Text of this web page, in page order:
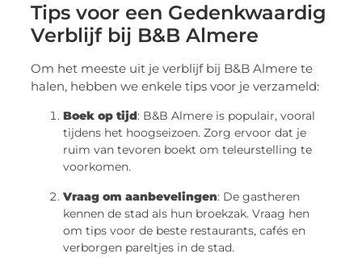
Tips voor een Gedenkwaardig
Verblijf bij B&B Almere
Om het meeste uit je verblijf bij B&B Almere te
halen, hebben we enkele tips voor je verzameld:
Boek op tijd: B&B Almere is populair, vooral
tijdens het hoogseizoen. Zorg ervoor dat je
ruim van tevoren boekt om teleurstelling te
voorkomen.
Vraag om aanbevelingen: De gastheren
kennen de stad als hun broekzak. Vraag hen
om tips voor de beste restaurants, cafés en
verborgen pareltjes in de stad.